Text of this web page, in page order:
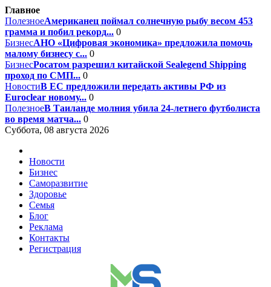
Главное
ПолезноеАмериканец поймал солнечную рыбу весом 453
грамма и побил рекорд... 0
БизнесАНО «Цифровая экономика» предложила помочь
малому бизнесу с... 0
БизнесРосатом разрешил китайской Sealegend Shipping
проход по СМП... 0
НовостиВ ЕС предложили передать активы РФ из
Euroclear новому... 0
ПолезноеВ Таиланде молния убила 24-летнего футболиста
во время матча... 0
Суббота, 08 августа 2026
Новости
Бизнес
Саморазвитие
Здоровье
Семья
Блог
Реклама
Контакты
Регистрация